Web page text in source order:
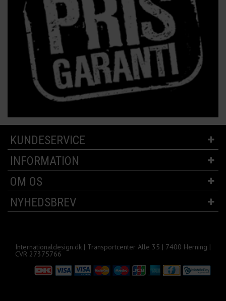
KUNDESERVICE
INFORMATION
OM OS
NYHEDSBREV
Internationaldesign.dk | Transportcenter Alle 35 | 7400 Herning |
CVR 27375766